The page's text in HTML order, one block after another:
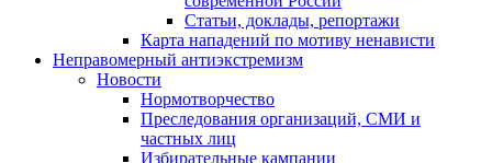
Статьи, доклады, репортажи
Карта нападений по мотиву ненависти
Неправомерный антиэкстремизм
Новости
Нормотворчество
Преследования организаций, СМИ и
частных лиц
Избирательные кампании